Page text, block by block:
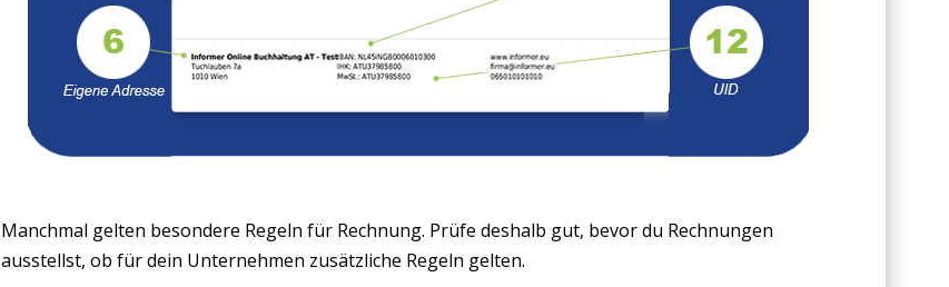
Manchmal gelten besondere Regeln für Rechnung. Prüfe deshalb gut, bevor du Rechnungen
ausstellst, ob für dein Unternehmen zusätzliche Regeln gelten.